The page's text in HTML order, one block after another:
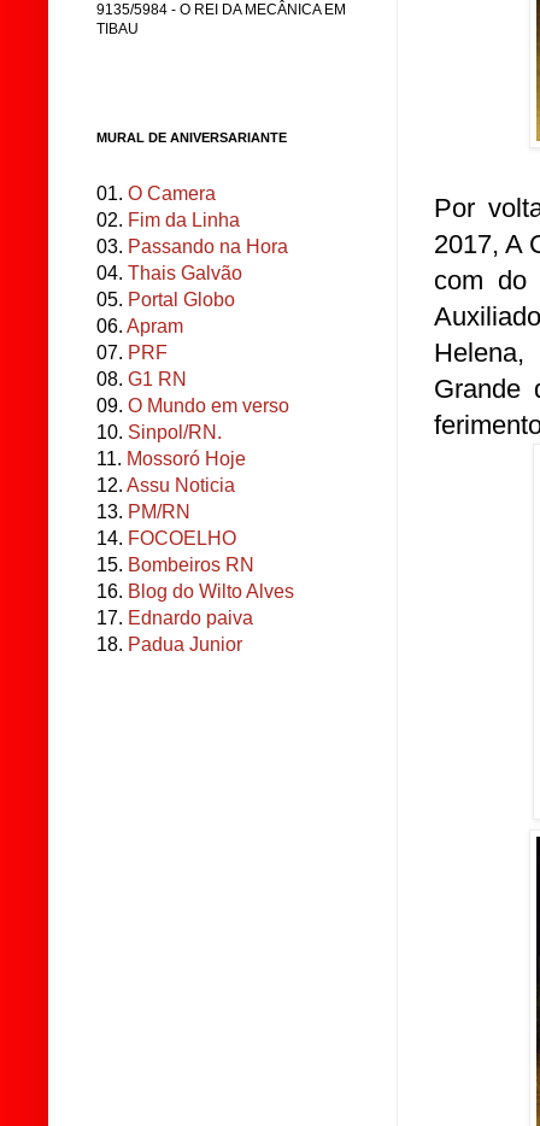
Por
2017, A
com do
Grande
9135/5984 - O REI DA MECÂNICA EM
TIBAU
MURAL DE ANIVERSARIANTE
01. O Camera
02. Fim da Linha
03. Passando na Hora
04. Thais Galvão
05. Portal Globo
06. Apram
07. PRF
08. G1 RN
09. O Mundo em verso
10. Sinpol/RN.
11. Mossoró Hoje
12. Assu Noticia
13. PM/RN
14. FOCOELHO
15. Bombeiros RN
16. Blog do Wilto Alves
17. Ednardo paiva
18. Padua Junior